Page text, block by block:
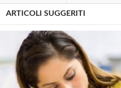
ARTICOLI SUGGERITI